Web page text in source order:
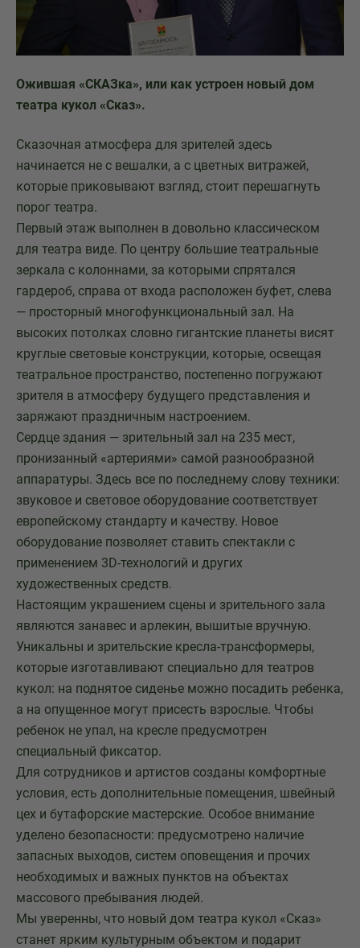
Ожившая «СКАЗка», или как устроен новый дом
театра кукол «Сказ».
Сказочная атмосфера для зрителей здесь
начинается не с вешалки, а с цветных витражей,
которые приковывают взгляд, стоит перешагнуть
порог театра.
Первый этаж выполнен в довольно классическом
для театра виде. По центру большие театральные
зеркала с колоннами, за которыми спрятался
гардероб, справа от входа расположен буфет, слева
— просторный многофункциональный зал. На
высоких потолках словно гигантские планеты висят
круглые световые конструкции, которые, освещая
театральное пространство, постепенно погружают
зрителя в атмосферу будущего представления и
заряжают праздничным настроением.
Сердце здания — зрительный зал на 235 мест,
пронизанный «артериями» самой разнообразной
аппаратуры. Здесь все по последнему слову техники:
звуковое и световое оборудование соответствует
европейскому стандарту и качеству. Новое
оборудование позволяет ставить спектакли с
применением 3D-технологий и других
художественных средств.
Настоящим украшением сцены и зрительного зала
являются занавес и арлекин, вышитые вручную.
Уникальны и зрительские кресла-трансформеры,
которые изготавливают специально для театров
кукол: на поднятое сиденье можно посадить ребенка,
а на опущенное могут присесть взрослые. Чтобы
ребенок не упал, на кресле предусмотрен
специальный фиксатор.
Для сотрудников и артистов созданы комфортные
условия, есть дополнительные помещения, швейный
цех и бутафорские мастерские. Особое внимание
уделено безопасности: предусмотрено наличие
запасных выходов, систем оповещения и прочих
необходимых и важных пунктов на объектах
массового пребывания людей.
Мы уверенны, что новый дом театра кукол «Сказ»
станет ярким культурным объектом и подарит